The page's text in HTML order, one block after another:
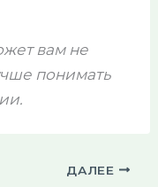
вам не
понимать
ДАЛЕЕ